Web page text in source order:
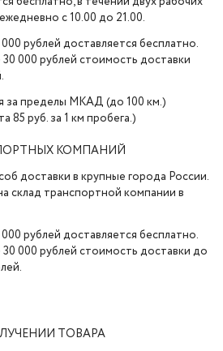
с 10.00 до 21.00.
рублей доставляется бесплатно.
000 рублей стоимость доставки
за пределы МКАД (до 100 км.)
85 руб. за 1 км пробега.)
КОМПАНИЙ
доставки в крупные города России.
склад транспортной компании в
рублей доставляется бесплатно.
000 рублей стоимость доставки до
ТОВАРА